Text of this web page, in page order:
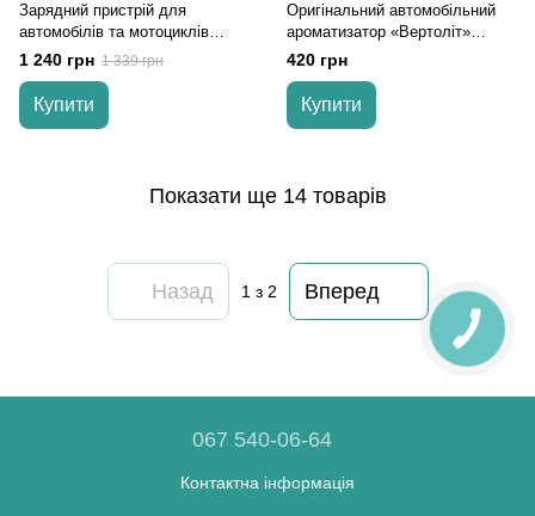
Зарядний пристрій для
автомобілів та мотоциклів
ULGD 5.0 C1.
1 240 грн 1 339 грн
Купити
Оригінальний автомобільний
ароматизатор «Вертоліт»
сірого кольору з живленням
від сонячної батареї
420 грн
Купити
Показати ще 14 товарів
Назад 1 з 2 Вперед
067 540-06-64
Контактна інформація